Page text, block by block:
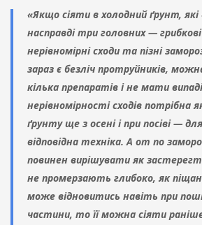
«Якщо сіяти в холодний ґрунт, які
насправді три головних —
нерівномірні сходи та пізні
зараз є безліч протруйників,
кілька препаратів і не мати
нерівномірності сходів потрібна
ґрунту ще з осені і при посіві —
відповідна техніка. А от по
повинен вирішувати як
не промерзають глибоко, як
може відновитись навіть при
частини, то її можна сіяти